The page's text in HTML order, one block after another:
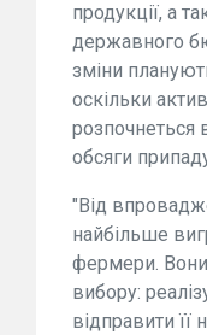
продукції, а
державного
зміни
оскільки
розпочнеться
обсяги
"Від
найбільше
фермери.
вибору:
відправити її